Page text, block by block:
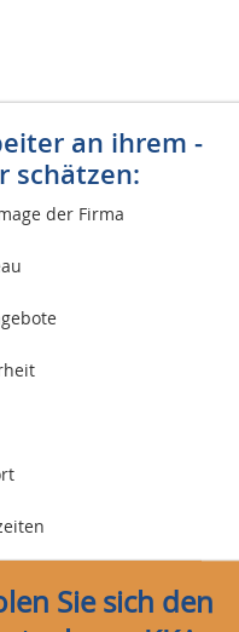
an ihrem
schätzen:
der Firma
Sie sich den